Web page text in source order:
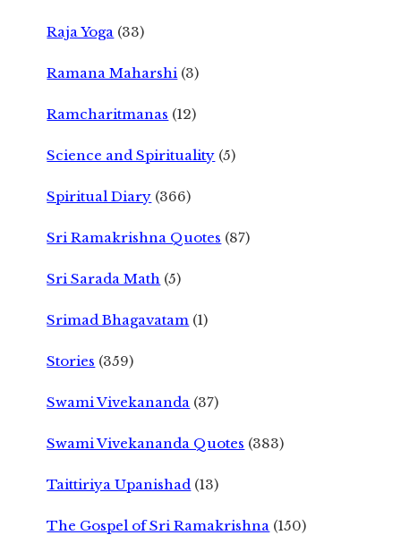
Raja Yoga (33)
Ramana Maharshi (3)
Ramcharitmanas (12)
Science and Spirituality (5)
Spiritual Diary (366)
Sri Ramakrishna Quotes (87)
Sri Sarada Math (5)
Srimad Bhagavatam (1)
Stories (359)
Swami Vivekananda (37)
Swami Vivekananda Quotes (383)
Taittiriya Upanishad (13)
The Gospel of Sri Ramakrishna (150)